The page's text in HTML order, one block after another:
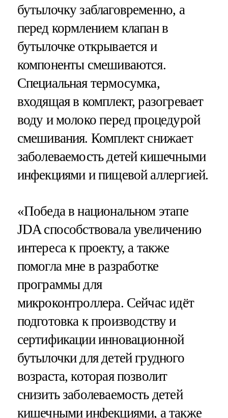
бутылочку заблаговременно, а
перед кормлением клапан в
бутылочке открывается и
компоненты смешиваются.
Специальная термосумка,
входящая в комплект, разогревает
воду и молоко перед процедурой
смешивания. Комплект снижает
заболеваемость детей кишечными
инфекциями и пищевой аллергией.
«Победа в национальном этапе
JDA способствовала увеличению
интереса к проекту, а также
помогла мне в разработке
программы для
микроконтроллера. Сейчас идёт
подготовка к производству и
сертификации инновационной
бутылочки для детей грудного
возраста, которая позволит
снизить заболеваемость детей
кишечными инфекциями, а также